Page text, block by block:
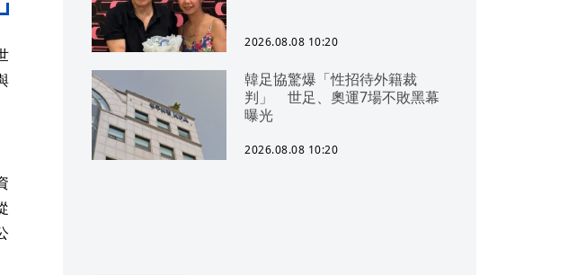
2026.08.08 10:20
韓足協驚爆「性招待外籍裁
判」 世足、奧運7場不敗黑幕
曝光
2026.08.08 10:20